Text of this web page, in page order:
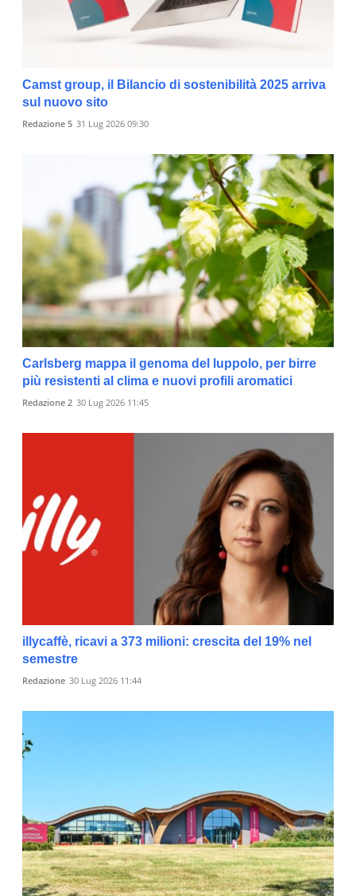
Camst group, il Bilancio di sostenibilità 2025 arriva
sul nuovo sito
Redazione 5 31 Lug 2026 09:30
Carlsberg mappa il genoma del luppolo, per birre
più resistenti al clima e nuovi profili aromatici
Redazione 2 30 Lug 2026 11:45
illycaffè, ricavi a 373 milioni: crescita del 19% nel
semestre
Redazione 30 Lug 2026 11:44